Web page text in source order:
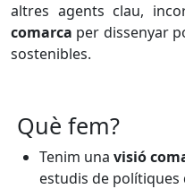
altres agents clau,
comarca per dissenyar
sostenibles.
Què fem?
Tenim una visió
estudis de